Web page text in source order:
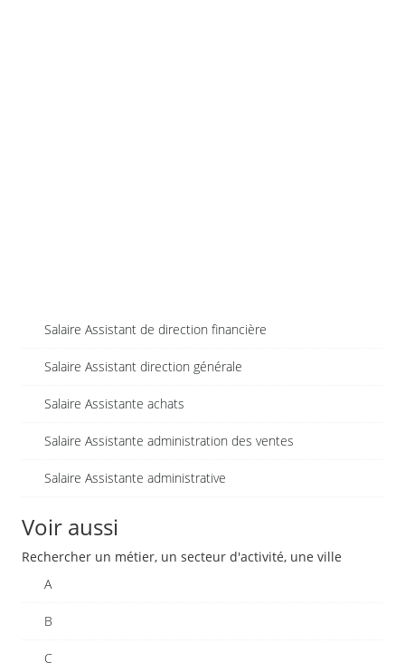
Salaire Assistant de direction financière
Salaire Assistant direction générale
Salaire Assistante achats
Salaire Assistante administration des ventes
Salaire Assistante administrative
Voir aussi
Rechercher un métier, un secteur d'activité, une ville
A
B
C